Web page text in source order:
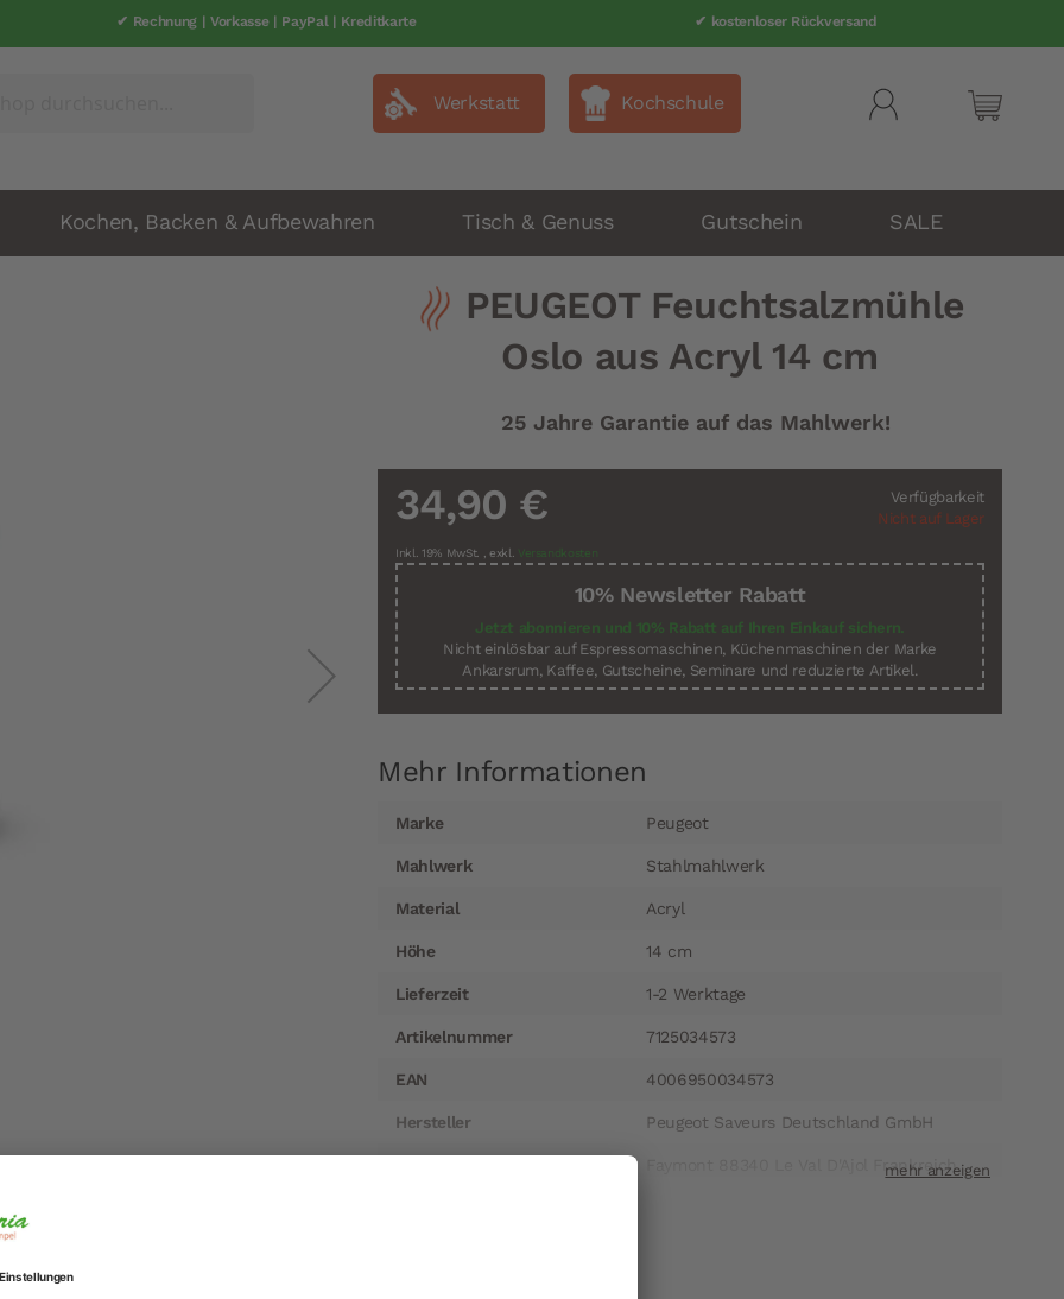
✔ Rechnung | Vorkasse | PayPal | Kreditkarte ✔ kostenloser Rückversand
Mein
Werkstatt Kochschule
Kochen, Backen & Aufbewahren Tisch & Genuss Gutschein SALE
PEUGEOT Feuchtsalzmühle
Oslo aus Acryl 14 cm
25 Jahre Garantie auf das Mahlwerk!
Verfügbarkeit
Nicht auf Lager
34,90 €
Inkl. 19% MwSt. , exkl. Versandkosten
10% Newsletter Rabatt
Jetzt abonnieren und 10% Rabatt auf Ihren Einkauf sichern.
Nicht einlösbar auf Espressomaschinen, Küchenmaschinen der Marke
Ankarsrum, Kaffee, Gutscheine, Seminare und reduzierte Artikel.
Mehr Informationen
Informationen
Marke Peugeot
Mahlwerk Stahlmahlwerk
Material Acryl
Höhe 14 cm
Lieferzeit 1-2 Werktage
Artikelnummer 7125034573
EAN 4006950034573
Hersteller Peugeot Saveurs Deutschland GmbH
Faymont 88340 Le Val D'Ajol Frankreich
Oslo aus Acryl 14 cm